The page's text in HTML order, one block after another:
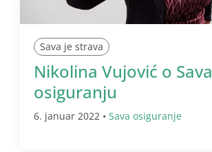
Sava je strava
Nikolina Vujović o Sava
osiguranju
6. januar 2022 • Sava osiguranje